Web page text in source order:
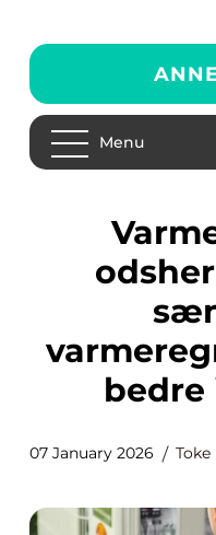
Menu
Varmepumper i
07 January 2026 Toke